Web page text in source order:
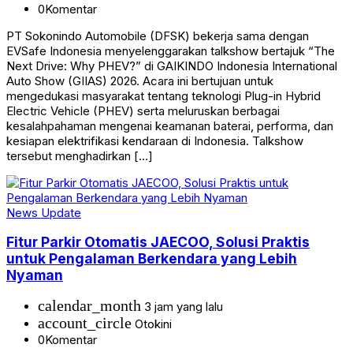
0Komentar
PT Sokonindo Automobile (DFSK) bekerja sama dengan
EVSafe Indonesia menyelenggarakan talkshow bertajuk “The
Next Drive: Why PHEV?” di GAIKINDO Indonesia International
Auto Show (GIIAS) 2026. Acara ini bertujuan untuk
mengedukasi masyarakat tentang teknologi Plug-in Hybrid
Electric Vehicle (PHEV) serta meluruskan berbagai
kesalahpahaman mengenai keamanan baterai, performa, dan
kesiapan elektrifikasi kendaraan di Indonesia. Talkshow
tersebut menghadirkan […]
News Update
Fitur Parkir Otomatis JAECOO, Solusi Praktis
untuk Pengalaman Berkendara yang Lebih
Nyaman
calendar_month 3 jam yang lalu
account_circle Otokini
0Komentar